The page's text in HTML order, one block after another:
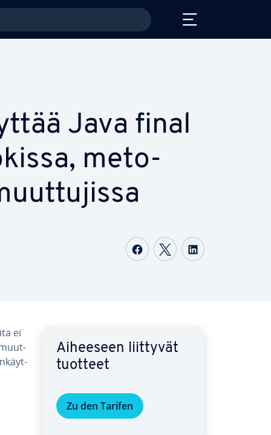
Java final
me­to­
Jaa Face­boo­kis­sa
Jaa Twit­te­ris­sä
Jaa
ei
muut­
Aiheeseen liittyvät
tuotteet
Zu den Tarifen